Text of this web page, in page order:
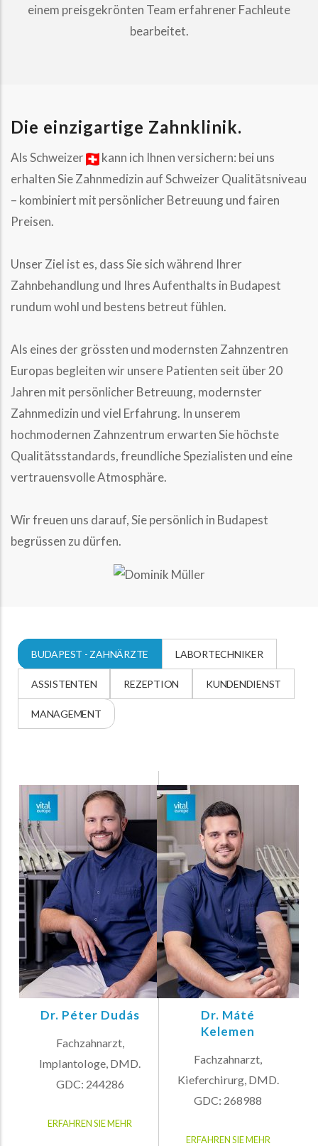
einem preisgekrönten Team erfahrener Fachleute
bearbeitet.
Die einzigartige Zahnklinik.
Als Schweizer
kann ich Ihnen versichern: bei uns
erhalten Sie Zahnmedizin auf Schweizer Qualitätsniveau
– kombiniert mit persönlicher Betreuung und fairen
Preisen.
Unser Ziel ist es, dass Sie sich während Ihrer
Zahnbehandlung und Ihres Aufenthalts in Budapest
rundum wohl und bestens betreut fühlen.
Als eines der grössten und modernsten Zahnzentren
Europas begleiten wir unsere Patienten seit über 20
Jahren mit persönlicher Betreuung, modernster
Zahnmedizin und viel Erfahrung. In unserem
hochmodernen Zahnzentrum erwarten Sie höchste
Qualitätsstandards, freundliche Spezialisten und eine
vertrauensvolle Atmosphäre.
Wir freuen uns darauf, Sie persönlich in Budapest
begrüssen zu dürfen.
BUDAPEST - ZAHNÄRZTE LABORTECHNIKER
ASSISTENTEN REZEPTION KUNDENDIENST
MANAGEMENT
Dr. Péter Dudás
Fachzahnarzt,
Implantologe, DMD.
GDC: 244286
ERFAHREN SIE MEHR
Dr. Máté
Kelemen
Fachzahnarzt,
Kieferchirurg, DMD.
GDC: 268988
ERFAHREN SIE MEHR